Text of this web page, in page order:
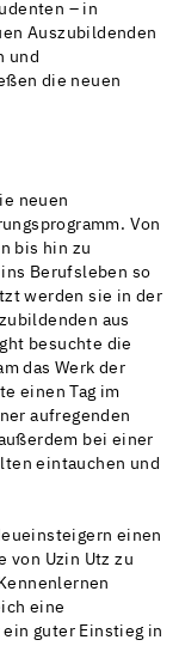
– in
Auszubildenden
und
die neuen
neuen
Von
bis hin zu
Berufsleben so
werden sie in der
aus
besuchte die
das Werk der
einen Tag im
aufregenden
bei einer
eintauchen und
einen
von Uzin Utz zu
eine
guter Einstieg in